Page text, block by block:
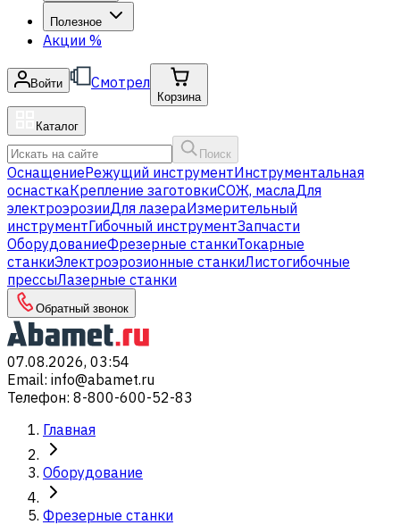
Полезное
Акции %
Войти Смотрел
Корзина
Каталог
Поиск
ОснащениеРежущий инструментИнструментальная
оснасткаКрепление заготовкиСОЖ, маслаДля
электроэрозииДля лазераИзмерительный
инструментГибочный инструментЗапчасти
ОборудованиеФрезерные станкиТокарные
станкиЭлектроэрозионные станкиЛистогибочные
прессыЛазерные станки
Обратный звонок
07.08.2026, 03:54
Email: info@abamet.ru
Телефон: 8-800-600-52-83
Главная
Оборудование
Фрезерные станки